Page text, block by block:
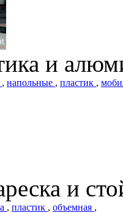
и
, напольные , пластик ,
и
, пластик , объемная ,